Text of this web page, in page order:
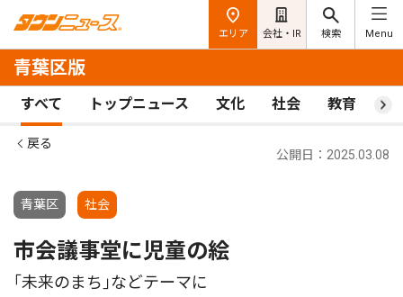
エリア 会社・IR 検索 Menu
青葉区版
すべて トップニュース 文化 社会 教育 ス
戻る
青葉区 社会
公開日：2025.03.08
市会議事堂に児童の絵
｢未来のまち｣などテーマに